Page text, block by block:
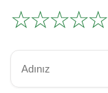
☆
☆
☆
☆
☆